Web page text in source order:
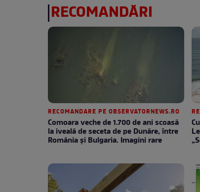
RECOMANDĂRI
RECOMANDARE PE OBSERVATORNEWS.RO
Comoara veche de 1.700 de ani scoasă
la iveală de seceta de pe Dunăre, între
România şi Bulgaria. Imagini rare